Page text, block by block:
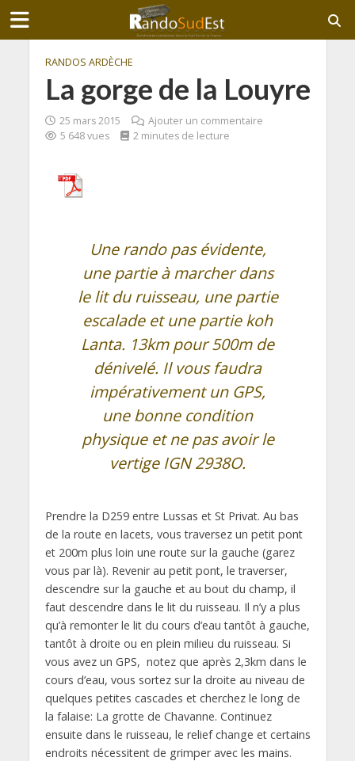
RANDOS ARDÈCHE
La gorge de la Louyre
25 mars 2015
Ajouter un commentaire
5 648 vues
2 minutes de lecture
Une rando pas évidente,
une partie à marcher dans
le lit du ruisseau, une partie
escalade et une partie koh
Lanta. 13km pour 500m de
dénivelé. Il vous faudra
impérativement un GPS,
une bonne condition
physique et ne pas avoir le
vertige IGN 2938O.
Prendre la D259 entre Lussas et St Privat. Au bas
de la route en lacets, vous traversez un petit pont
et 200m plus loin une route sur la gauche (garez
vous par là). Revenir au petit pont, le traverser,
descendre sur la gauche et au bout du champ, il
faut descendre dans le lit du ruisseau. Il n’y a plus
qu’à remonter le lit du cours d’eau tantôt à gauche,
tantôt à droite ou en plein milieu du ruisseau. Si
vous avez un GPS, notez que après 2,3km dans le
cours d’eau, vous sortez sur la droite au niveau de
quelques petites cascades et cherchez le long de
la falaise: La grotte de Chavanne. Continuez
ensuite dans le ruisseau, le relief change et certains
endroits nécessitent de grimper avec les mains.